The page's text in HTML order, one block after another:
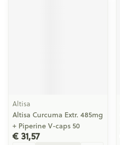
Altisa
Altisa Curcuma Extr. 485mg
+ Piperine V-caps 50
€ 31,57